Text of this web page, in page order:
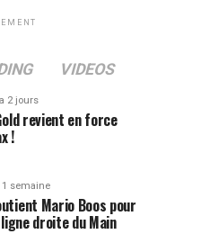
VIDEOS
2 jours
revient en force
!
1 semaine
Mario Boos pour
droite du Main